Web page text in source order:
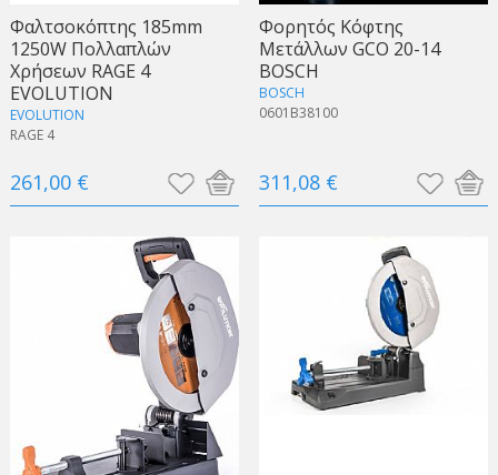
Φαλτσοκόπτης 185mm
1250W Πολλαπλών
Χρήσεων RAGE 4
EVOLUTION
EVOLUTION
RAGE 4
261,00 €
Φορητός Κόφτης
Μετάλλων GCO 20-14
BOSCH
BOSCH
0601B38100
311,08 €